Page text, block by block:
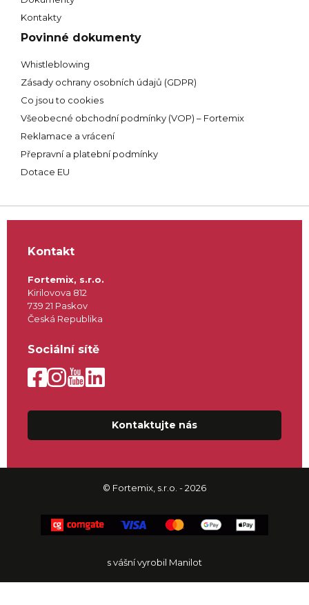
Kontakty
Povinné dokumenty
Whistleblowing
Zásady ochrany osobních údajů (GDPR)
Co jsou to cookies
Všeobecné obchodní podmínky (VOP) – Fortemix
Reklamace a vrácení
Přepravní a platební podmínky
Dotace EU
© Fortemix, s.r.o. - 2026
s vášní vyrobil Manilot
Kontakt
Fortemix, s.r.o.
Kirilovova 812
739 21 Paskov
Česká Republika
Sociální sítě
Kontaktujte nás